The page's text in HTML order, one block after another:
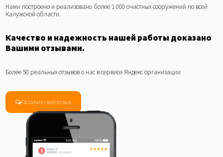
Нами построено и реализовано более 1 000 очистных сооружений по всей
Калужской области.
Качество и надежность нашей работы доказано
Вашими отзывами.
Более 50 реальных отзывов о нас в сервисе Яндекс организации
Оставьте свой отзыв